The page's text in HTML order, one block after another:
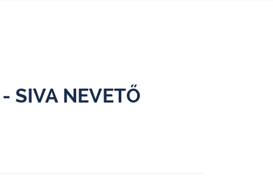
SIVA NEVETŐ